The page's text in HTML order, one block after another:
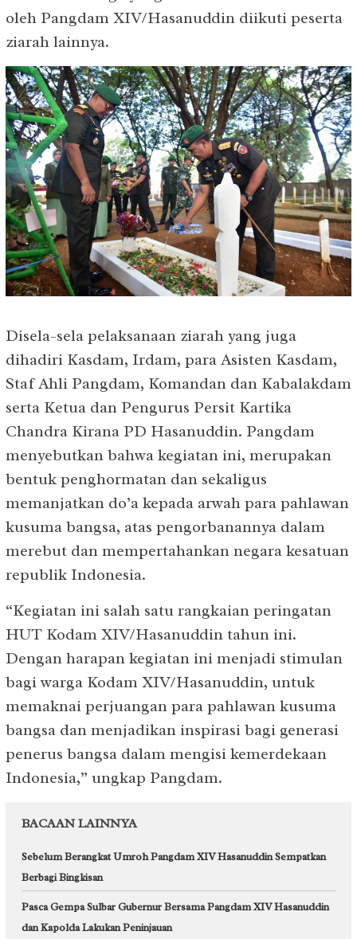
oleh Pangdam XIV/Hasanuddin diikuti peserta
ziarah lainnya.
Disela-sela pelaksanaan ziarah yang juga
dihadiri Kasdam, Irdam, para Asisten Kasdam,
Staf Ahli Pangdam, Komandan dan Kabalakdam
serta Ketua dan Pengurus Persit Kartika
Chandra Kirana PD Hasanuddin. Pangdam
menyebutkan bahwa kegiatan ini, merupakan
bentuk penghormatan dan sekaligus
memanjatkan do’a kepada arwah para pahlawan
kusuma bangsa, atas pengorbanannya dalam
merebut dan mempertahankan negara kesatuan
republik Indonesia.
“Kegiatan ini salah satu rangkaian peringatan
HUT Kodam XIV/Hasanuddin tahun ini.
Dengan harapan kegiatan ini menjadi stimulan
bagi warga Kodam XIV/Hasanuddin, untuk
memaknai perjuangan para pahlawan kusuma
bangsa dan menjadikan inspirasi bagi generasi
penerus bangsa dalam mengisi kemerdekaan
Indonesia,” ungkap Pangdam.
BACAAN LAINNYA
Sebelum Berangkat Umroh Pangdam XIV Hasanuddin Sempatkan
Berbagi Bingkisan
Pasca Gempa Sulbar Gubernur Bersama Pangdam XIV Hasanuddin
dan Kapolda Lakukan Peninjauan